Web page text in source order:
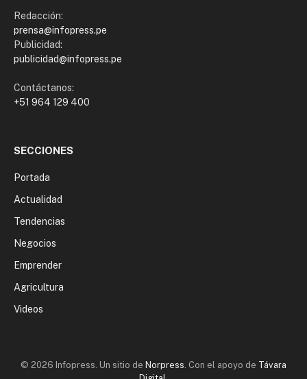
Redacción:
prensa@infopress.pe
Publicidad:
publicidad@infopress.pe
Contáctanos:
+51 964 129 400
SECCIONES
Portada
Actualidad
Tendencias
Negocios
Emprender
Agricultura
Videos
© 2026 Infopress. Un sitio de Norpress. Con el apoyo de Távara